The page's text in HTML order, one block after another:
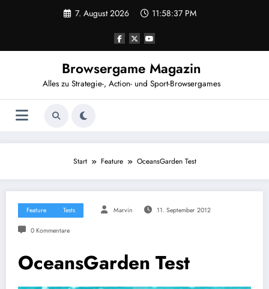
7. August 2026 11:58:37 PM
Browsergame Magazin
Alles zu Strategie-, Action- und Sport-Browsergames
Start Feature OceansGarden Test
Feature Tests Marvin 11. September 2012
0 Kommentare
OceansGarden Test